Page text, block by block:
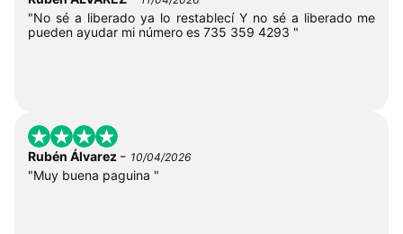
"No sé a liberado ya lo restablecí Y no sé a liberado me
pueden ayudar mi número es 735 359 4293 "
Rubén Álvarez - 10/04/2026
"Muy buena paguina "